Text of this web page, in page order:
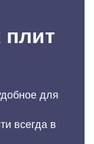
для
всегда в